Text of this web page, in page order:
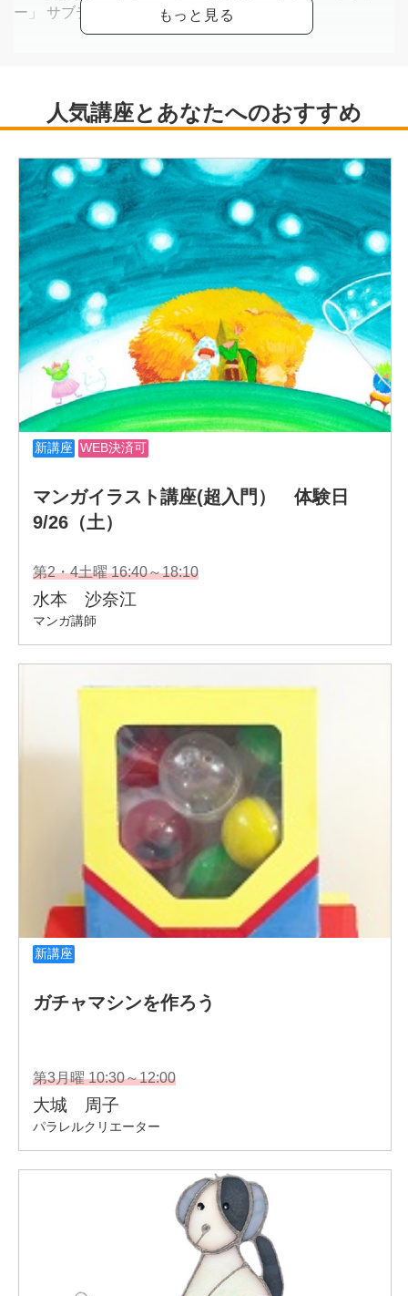
ー」 サブディレクター
「うわのそら-森島花和紙作品展-」「第34回全国和紙画
展」「第5回蔵と現代美術展-響き合う空間-」「アートス
スクリーン国際版画ビエンナーレ展」「国際木版画展
2014」
「イメージにがおえ」「東京戸倉和紙 和紙漉きワーク
ショップ」「みんけん体験講座“くらべてみよう！昔と今
のエコライフ“」
go!go!vanillas『ロールプレイ』MV 色彩アニメーション
担当
SNS
https://www.instagram.com/hana_face/